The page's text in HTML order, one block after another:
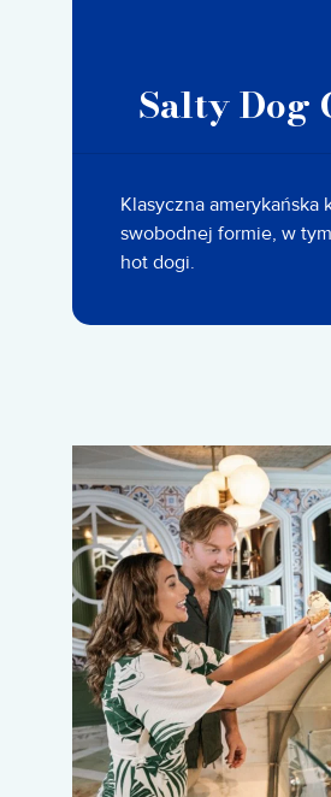
Salty Dog
Klasyczna amerykańska
swobodnej formie, w
hot dogi.